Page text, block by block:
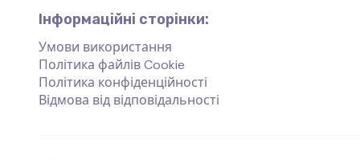
Інформаційні сторінки:
Умови використання
Політика файлів Cookie
Політика конфіденційності
Відмова від відповідальності